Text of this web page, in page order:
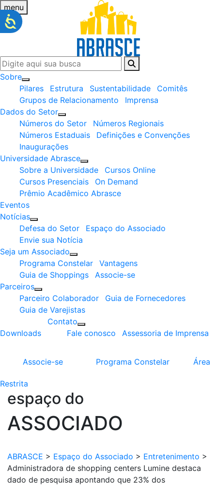
menu
Sobre
Pilares
Estrutura Sustentabilidade
Comitês
Grupos de Relacionamento
Imprensa
Dados do Setor
Números do Setor
Números Regionais
Números Estaduais
Definições e Convenções
Inaugurações
Universidade Abrasce
Sobre a Universidade
Cursos Online
Cursos Presenciais
On Demand
Prêmio Acadêmico Abrasce
Eventos
Notícias
Defesa do Setor
Espaço do Associado
Envie sua Notícia
Seja um Associado
Programa Constelar
Vantagens
Guia de Shoppings
Associe-se
Parceiros
Parceiro Colaborador
Guia de Fornecedores
Guia de Varejistas
Downloads
Contato
Fale conosco
Assessoria de Imprensa
Associe-se Programa Constelar Área
Restrita
espaço do
ASSOCIADO
ABRASCE > Espaço do Associado > Entretenimento >
Administradora de shopping centers Lumine destaca
dado de pesquisa apontando que 23% dos